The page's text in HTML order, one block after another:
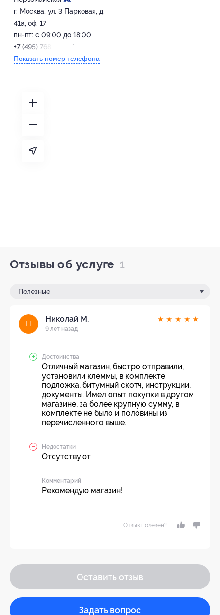
г. Москва, ул. 3 Парковая, д.
41а, оф. 17
пн-пт: с 09:00 до 18:00
+7 (495) 768-28-07
Показать номер телефона
Отзывы об услуге 1
Полезные
Н
Николай М.
9 лет назад
★ ★ ★ ★ ★
Достоинства
Отличный магазин, быстро отправили,
установили клеммы, в комплекте
подложка, битумный скотч, инструкции,
документы. Имел опыт покупки в другом
магазине, за более крупную сумму, в
комплекте не было и половины из
перечисленного выше.
Недостатки
Отсутствуют
Комментарий
Рекомендую магазин!
Отзыв полезен?
Оставить отзыв
Задать вопрос